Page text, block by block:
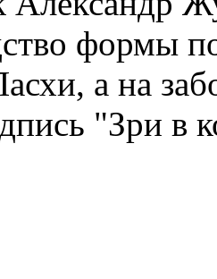
формы
а на
"Зри в